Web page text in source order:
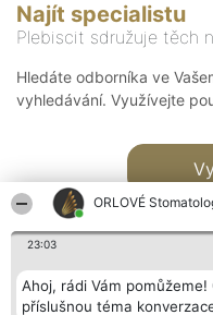
ORLOVÉ
23:03
Ahoj, rádi Vám pomůžeme!
příslušnou téma
Najít specialistu
Plebiscit sdružuje těch
Hledáte odborníka ve
vyhledávání. Využívejte